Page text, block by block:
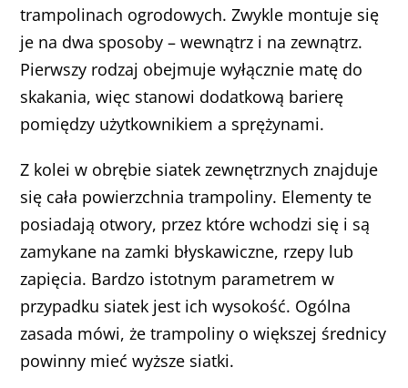
trampolinach ogrodowych. Zwykle montuje się
je na dwa sposoby – wewnątrz i na zewnątrz.
Pierwszy rodzaj obejmuje wyłącznie matę do
skakania, więc stanowi dodatkową barierę
pomiędzy użytkownikiem a sprężynami.
Z kolei w obrębie siatek zewnętrznych znajduje
się cała powierzchnia trampoliny. Elementy te
posiadają otwory, przez które wchodzi się i są
zamykane na zamki błyskawiczne, rzepy lub
zapięcia. Bardzo istotnym parametrem w
przypadku siatek jest ich wysokość. Ogólna
zasada mówi, że trampoliny o większej średnicy
powinny mieć wyższe siatki.